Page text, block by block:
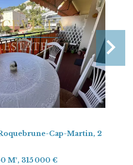
Cap-Martin, 2
M², 315 000 €